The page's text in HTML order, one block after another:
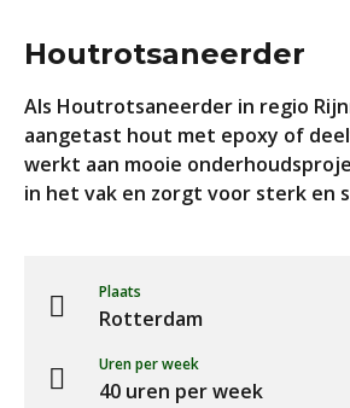
Houtrotsaneerder
Als Houtrotsaneerder in regio
aangetast hout met epoxy of
werkt aan mooie
in het vak en zorgt voor sterk en
Plaats
Rotterdam
Uren per week
40 uren per week